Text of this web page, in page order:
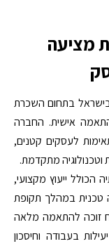
מציעה
בתחום השכרת
אישית. החברה
לעסקים קטנים,
וטכנולוגיה מתקדמת.
הכולל ייעוץ מקצועי,
טכנית במהלך תקופת
זוכה להתאמה מלאה
בעבודה וחיסכון